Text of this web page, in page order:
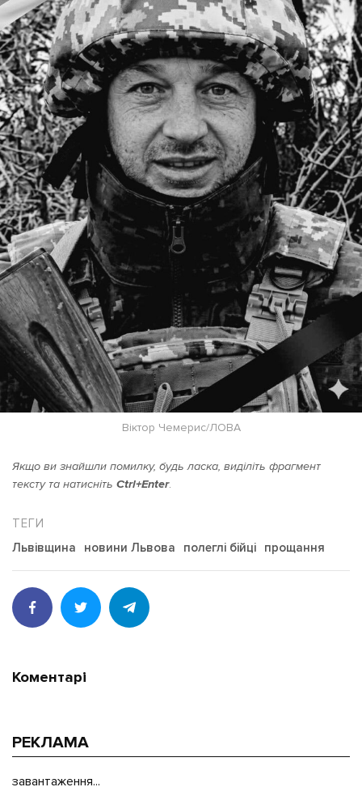
Віктор Чемерис/ЛОВА
Якщо ви знайшли помилку, будь ласка, виділіть фрагмент
тексту та натисніть Ctrl+Enter.
Львівщина новини Львова полеглі бійці прощання
Коментарі
РЕКЛАМА
завантаження...